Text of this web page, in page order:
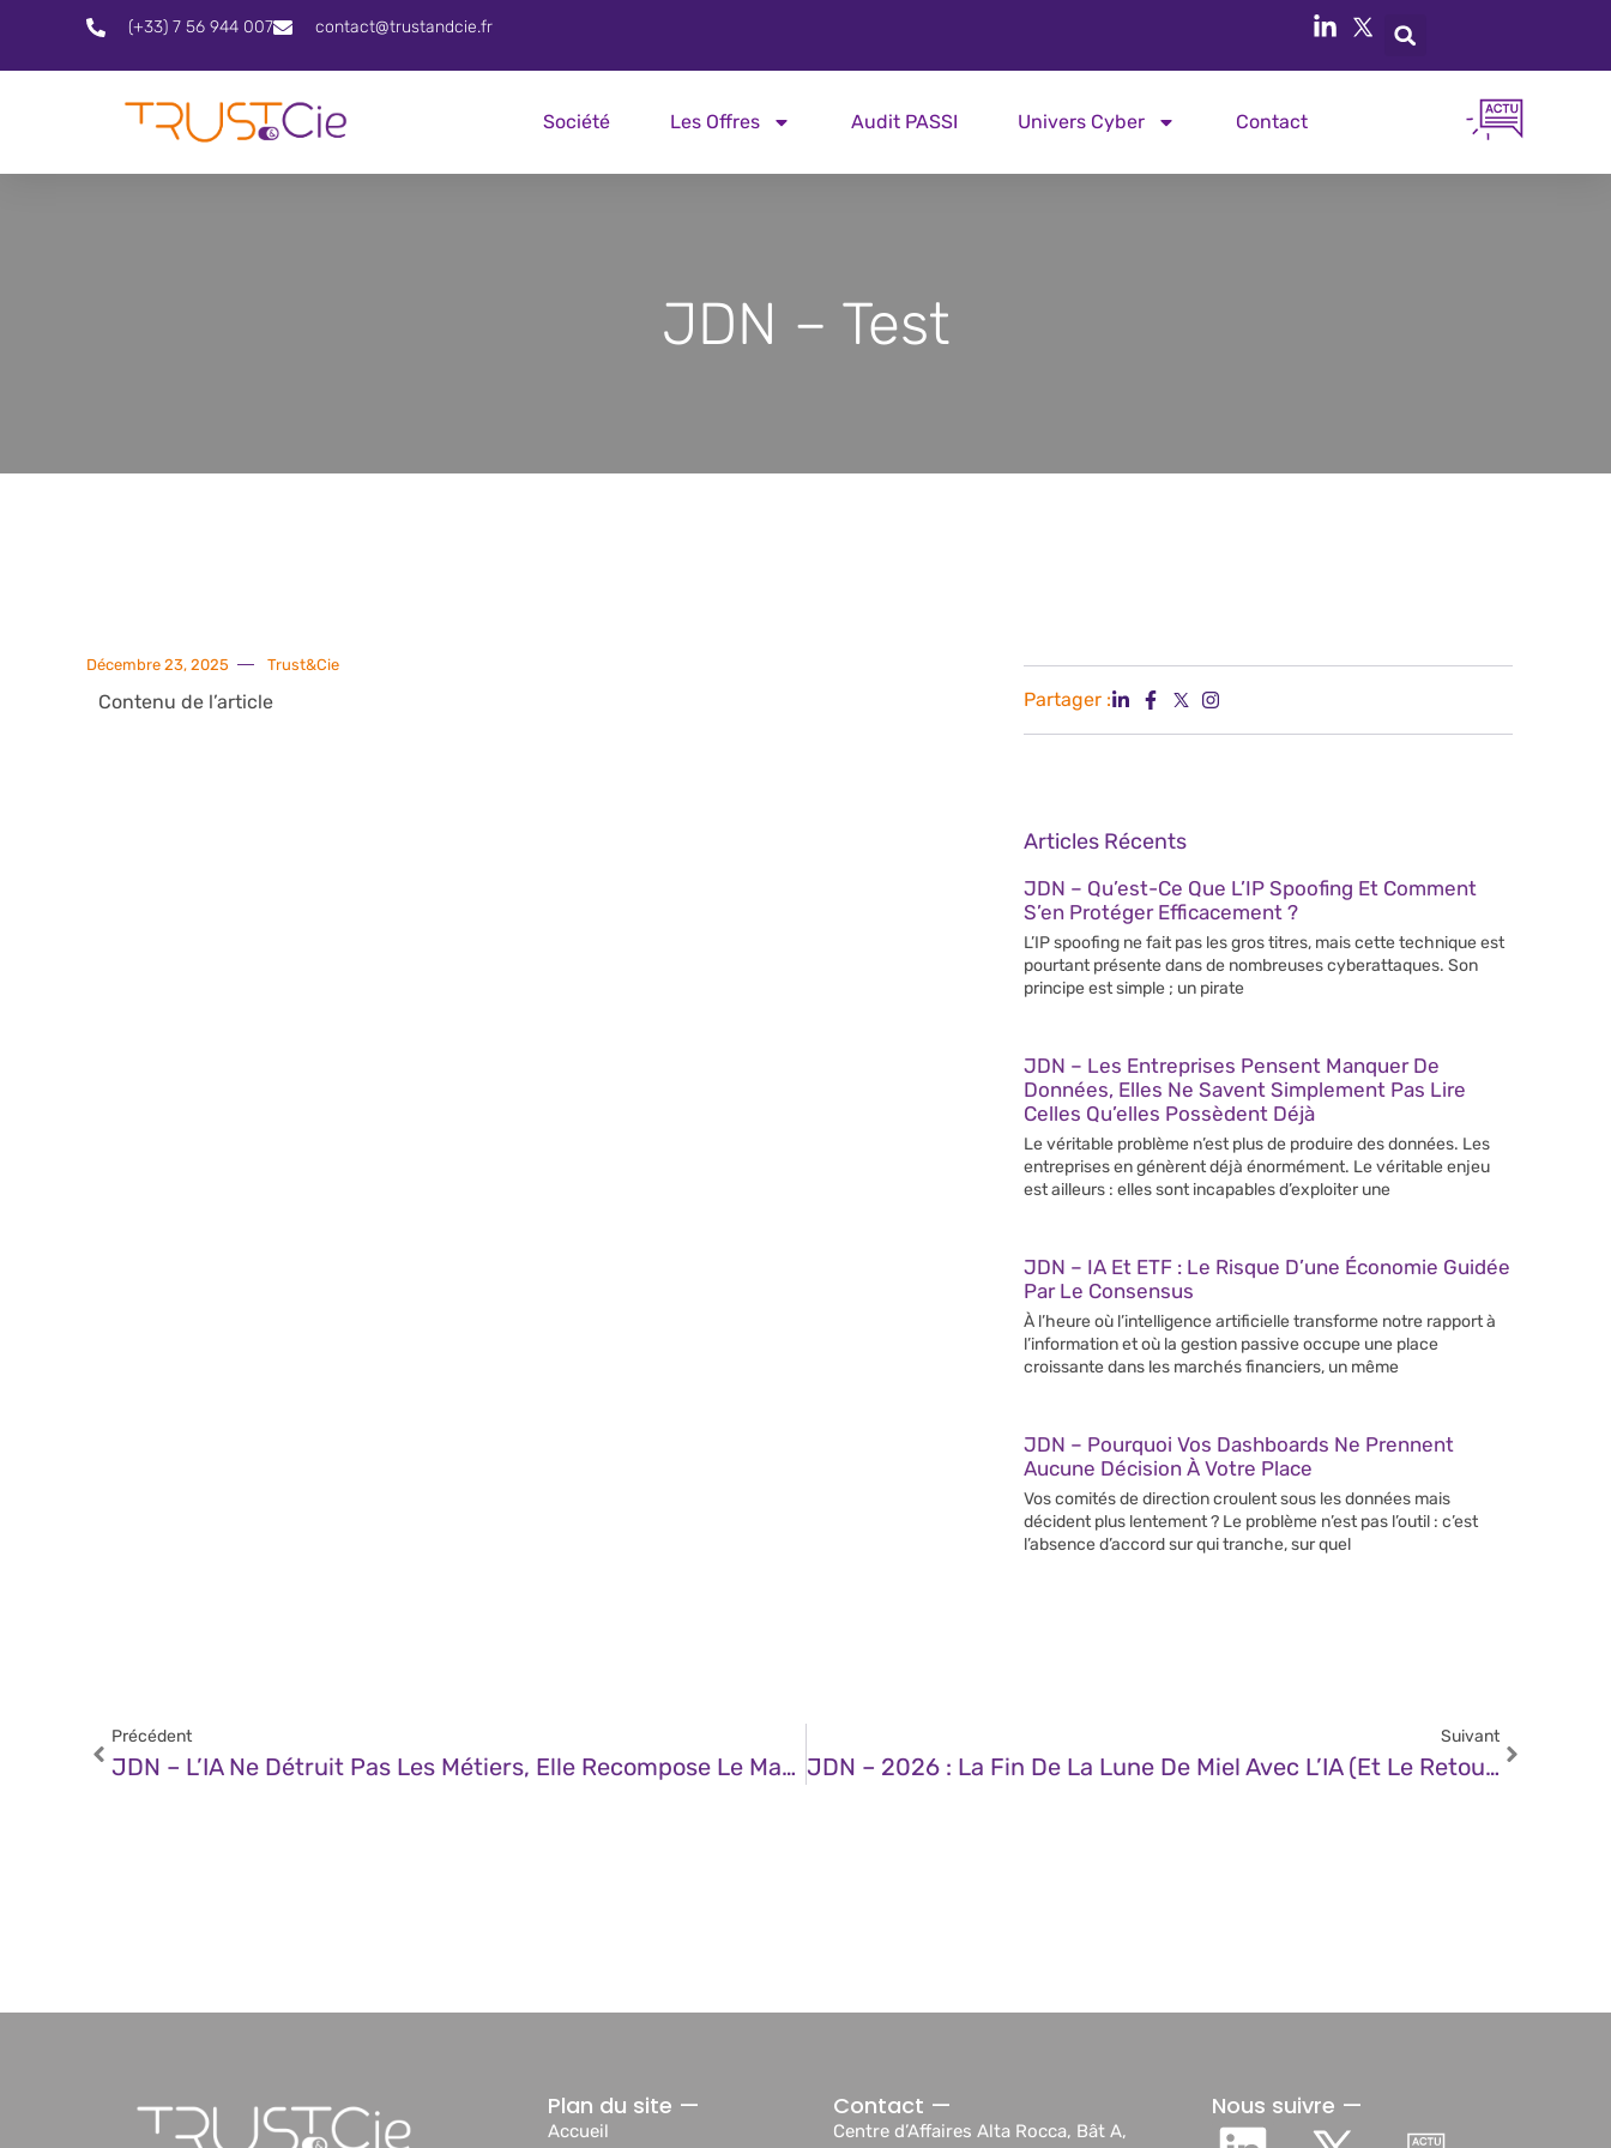
(+33) 7 56 944 007 contact@trustandcie.fr
Société Les Offres Audit PASSI Univers Cyber Contact
JDN – Test
Décembre 23, 2025 Trust&Cie
Contenu de l’article Partager :
Articles Récents
JDN – Qu’est-Ce Que L’IP Spoofing Et Comment
S’en Protéger Efficacement ?
L’IP spoofing ne fait pas les gros titres, mais cette technique est
pourtant présente dans de nombreuses cyberattaques. Son
principe est simple ; un pirate
JDN – Les Entreprises Pensent Manquer De
Données, Elles Ne Savent Simplement Pas Lire
Celles Qu’elles Possèdent Déjà
Le véritable problème n’est plus de produire des données. Les
entreprises en génèrent déjà énormément. Le véritable enjeu
est ailleurs : elles sont incapables d’exploiter une
JDN – IA Et ETF : Le Risque D’une Économie Guidée
Par Le Consensus
À l’heure où l’intelligence artificielle transforme notre rapport à
l’information et où la gestion passive occupe une place
croissante dans les marchés financiers, un même
JDN – Pourquoi Vos Dashboards Ne Prennent
Aucune Décision À Votre Place
Vos comités de direction croulent sous les données mais
décident plus lentement ? Le problème n’est pas l’outil : c’est
l’absence d’accord sur qui tranche, sur quel
Précédent
JDN – L’IA Ne Détruit Pas Les Métiers, Elle Recompose Le Marché Du Travail
Suivant
JDN – 2026 : La Fin De La Lune De Miel Avec L’IA (et Le Retour Brutal Au Réel)
Plan du site —
Accueil
Contact —
Centre d’Affaires Alta Rocca, Bât A,
Nous suivre —